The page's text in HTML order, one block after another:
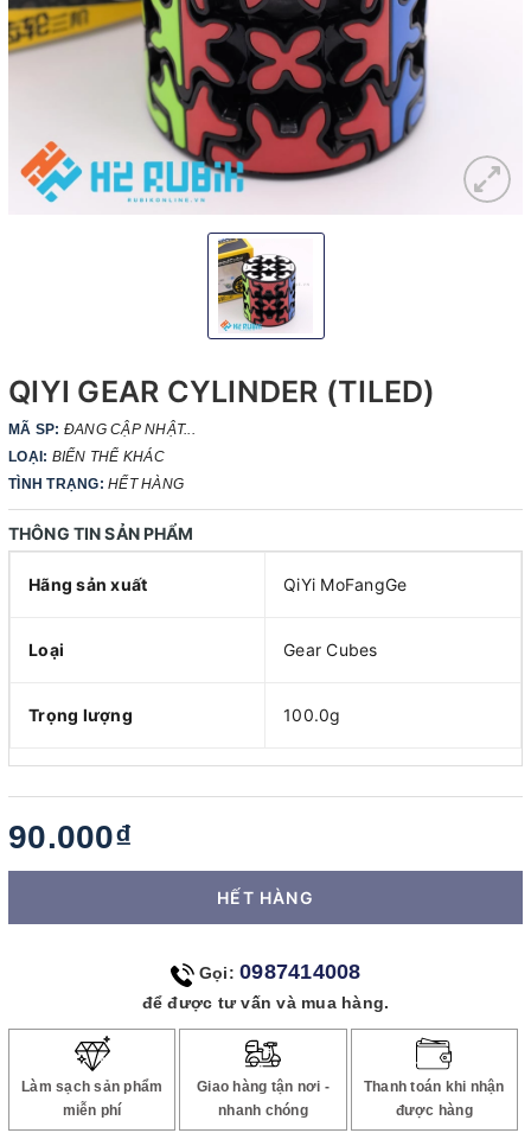
QIYI GEAR CYLINDER (TILED)
MÃ SP: ĐANG CẬP NHẬT...
LOẠI: BIẾN THỂ KHÁC
TÌNH TRẠNG: HẾT HÀNG
THÔNG TIN SẢN PHẨM
Hãng sản xuất QiYi MoFangGe
Loại Gear Cubes
Trọng lượng 100.0g
90.000₫
HẾT HÀNG
Gọi: 0987414008
để được tư vấn và mua hàng.
Làm sạch sản phẩm
miễn phí
Giao hàng tận nơi -
nhanh chóng
Thanh toán khi nhận
được hàng